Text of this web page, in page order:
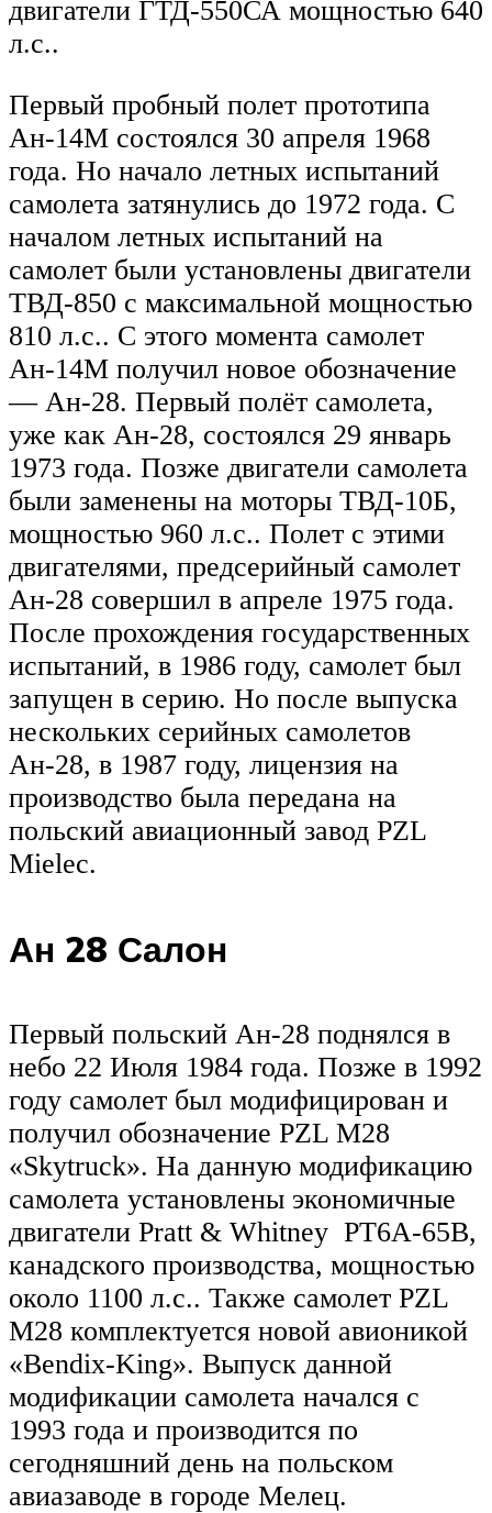
двигатели ГТД-550СА мощностью 640
л.с..
Первый пробный полет прототипа
Ан-14М состоялся 30 апреля 1968
года. Но начало летных испытаний
самолета затянулись до 1972 года. С
началом летных испытаний на
самолет были установлены двигатели
ТВД-850 с максимальной мощностью
810 л.с.. С этого момента самолет
Ан-14М получил новое обозначение
— Ан-28. Первый полёт самолета,
уже как Ан-28, состоялся 29 январь
1973 года. Позже двигатели самолета
были заменены на моторы ТВД-10Б,
мощностью 960 л.с.. Полет с этими
двигателями, предсерийный самолет
Ан-28 совершил в апреле 1975 года.
После прохождения государственных
испытаний, в 1986 году, самолет был
запущен в серию. Но после выпуска
нескольких серийных самолетов
Ан-28, в 1987 году, лицензия на
производство была передана на
польский авиационный завод PZL
Mielec.
Ан 28 Салон
Первый польский Ан-28 поднялся в
небо 22 Июля 1984 года. Позже в 1992
году самолет был модифицирован и
получил обозначение PZL M28
«Skytruck». На данную модификацию
самолета установлены экономичные
двигатели Pratt & Whitney PT6A-65B,
канадского производства, мощностью
около 1100 л.с.. Также самолет PZL
M28 комплектуется новой авионикой
«Bendix-King». Выпуск данной
модификации самолета начался с
1993 года и производится по
сегодняшний день на польском
авиазаводе в городе Мелец.